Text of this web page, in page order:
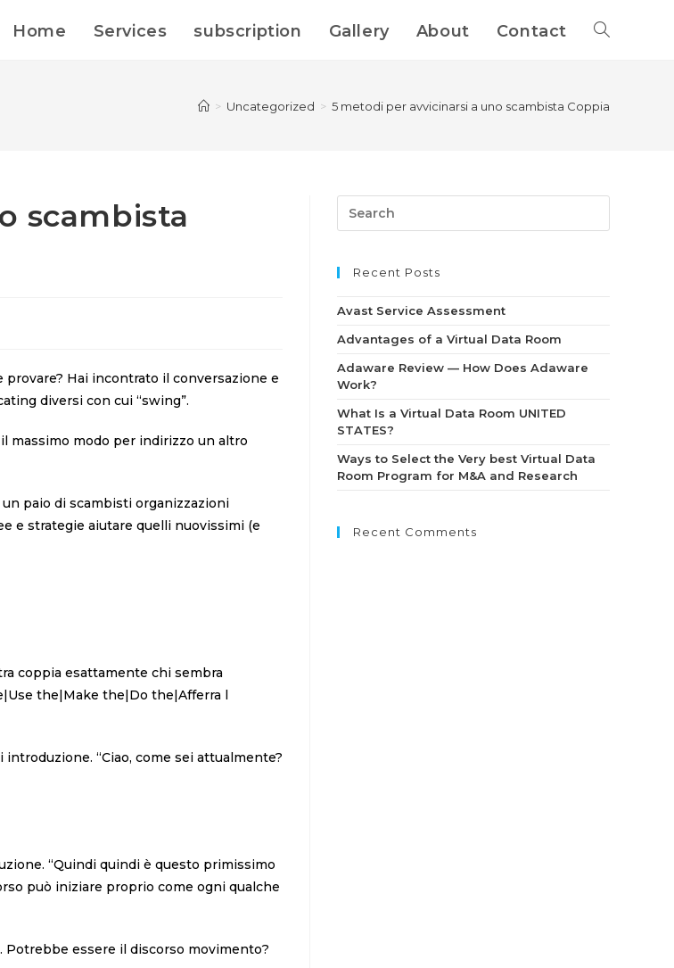
Home Services subscription Gallery About Contact
> Uncategorized > 5 metodi per avvicinarsi a uno scambista Coppia
scambista
Hai incontrato il conversazione e
diversi con cui “swing”.
massimo modo per indirizzo un altro
paio di scambisti organizzazioni
e strategie aiutare quelli nuovissimi (e
coppia esattamente chi sembra
the|Make the|Do the|Afferra l
“Ciao, come sei attualmente?
“Quindi quindi è questo primissimo
può iniziare proprio come ogni qualche
essere il discorso movimento?
Recent Posts
Avast Service Assessment
Advantages of a Virtual Data Room
Adaware Review — How Does Adaware
Work?
What Is a Virtual Data Room UNITED
STATES?
Ways to Select the Very best Virtual Data
Room Program for M&A and Research
Recent Comments